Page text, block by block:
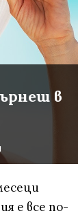
в
е все по-